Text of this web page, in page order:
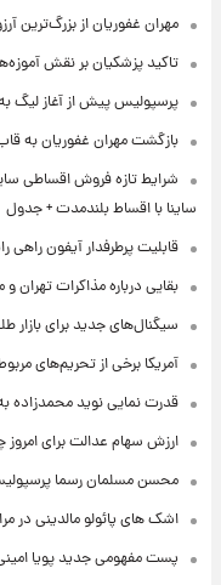
مهران غفوریان از بزرگ‌ترین
تاکید پزشکیان بر نقش
پرسپولیس پیش از آغاز لیگ
بازگشت مهران غفوریان به
شرایط تازه فروش اقساطی
ساینا با اقساط بلندمدت + جدول
قابلیت پرطرفدار آیفون
بقایی درباره مذاکرات
سیگنال‌های جدید برای بازار
آمریکا برخی از تحریم‌های
قدرت نمایی نوید
ارزش سهام عدالت برای امروز چهارشنبه ۱۴
محسن مسلمان رسما
اشک های پائولو مالدینی در
پست مفهومی جدید پویا